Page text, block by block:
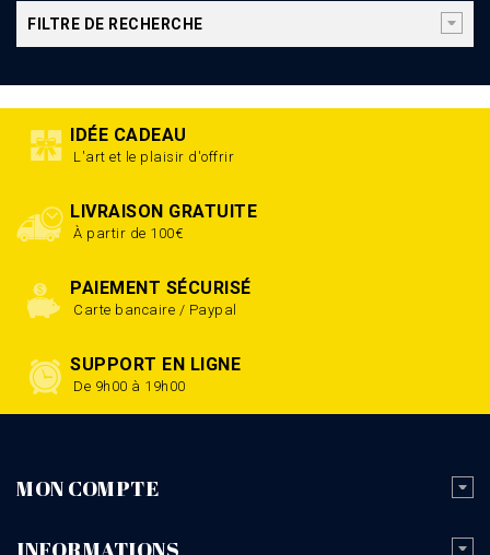
FILTRE DE RECHERCHE
IDÉE CADEAU
L'art et le plaisir d'offrir
LIVRAISON GRATUITE
À partir de 100€
PAIEMENT SÉCURISÉ
Carte bancaire / Paypal
SUPPORT EN LIGNE
De 9h00 à 19h00
MON COMPTE